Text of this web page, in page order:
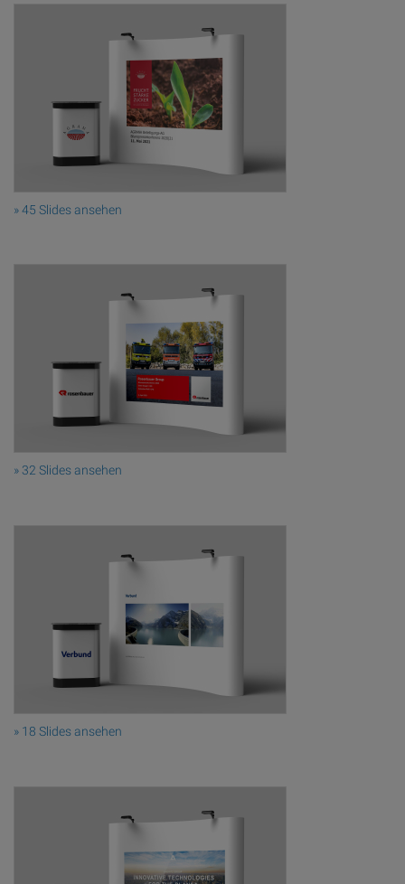
» 45 Slides ansehen
» 32 Slides ansehen
» 18 Slides ansehen